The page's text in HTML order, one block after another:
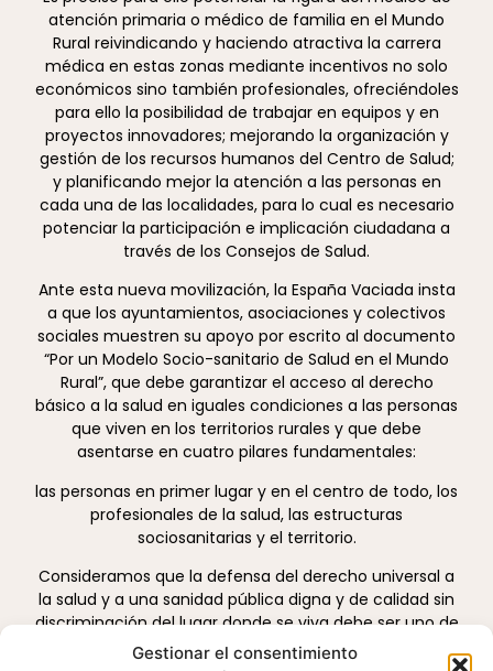
Gestionar el consentimiento
atención primaria o médico de familia en el Mundo
Rural reivindicando y haciendo atractiva la carrera
médica en estas zonas mediante incentivos no solo
económicos sino también profesionales, ofreciéndoles
para ello la posibilidad de trabajar en equipos y en
proyectos innovadores; mejorando la organización y
gestión de los recursos humanos del Centro de Salud;
y planificando mejor la atención a las personas en
cada una de las localidades, para lo cual es necesario
potenciar la participación e implicación ciudadana a
través de los Consejos de Salud.
Ante esta nueva movilización, la España Vaciada insta
a que los ayuntamientos, asociaciones y colectivos
sociales muestren su apoyo por escrito al documento
“Por un Modelo Socio-sanitario de Salud en el Mundo
Rural”, que debe garantizar el acceso al derecho
básico a la salud en iguales condiciones a las personas
que viven en los territorios rurales y que debe
asentarse en cuatro pilares fundamentales:
las personas en primer lugar y en el centro de todo, los
profesionales de la salud, las estructuras
sociosanitarias y el territorio.
Consideramos que la defensa del derecho universal a
la salud y a una sanidad pública digna y de calidad sin
discriminación del lugar donde se viva debe ser uno de
los ejes fundamentales de las políticas públicas. Para